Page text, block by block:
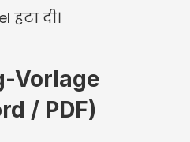
हटा दी।
Vorlage
/ PDF)